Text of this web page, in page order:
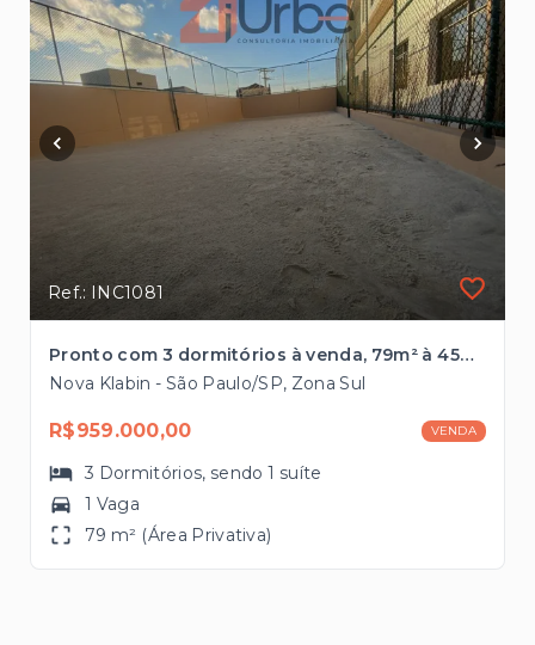
Ref.: INC1081
Pronto com 3 dormitórios à venda, 79m² à 450 metros da Estação Santos-Imigrantes
Nova Klabin - São Paulo/SP, Zona Sul
R$959.000,00 VENDA
3 Dormitórios, sendo1 suíte
1 Vaga
79 m² (Área Privativa)